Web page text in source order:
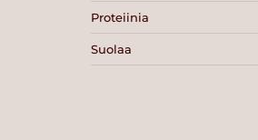
Proteiinia
Suolaa